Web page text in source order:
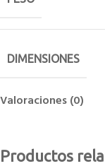
DIMENSIONES
Valoraciones (0)
Productos